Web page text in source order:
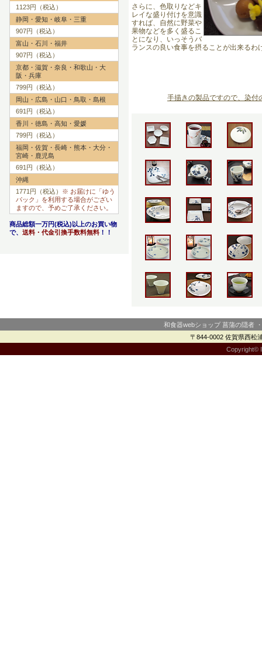
さらに、色取りなどキ
レイな盛り付けを意識
すれば、自然に野菜や
果物などを多く盛るこ
とになり、いっそうバ
ランスの良い食事を摂ることが出来るわ
手描きの製品ですので、染付
1123円（税込）
静岡・愛知・岐阜・三重
907円（税込）
富山・石川・福井
907円（税込）
京都・滋賀・奈良・和歌山・大
阪・兵庫
799円（税込）
岡山・広島・山口・鳥取・島根
691円（税込）
香川・徳島・高知・愛媛
799円（税込）
福岡・佐賀・長崎・熊本・大分・
宮崎・鹿児島
691円（税込）
沖縄
1771円（税込） ※ お届けに「ゆう
パック」を利用する場合がござい
ますので、予めご了承ください。
商品総額一万円(税込)以上のお買い物
で、 送料・代金引換手数料無料 ！！
和食器webショップ 菖蒲の隠者
〒844-0002 佐賀県西松
Copyright©